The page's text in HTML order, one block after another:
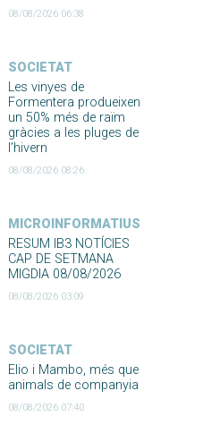
08/08/2026 06:38
SOCIETAT
Les vinyes de
Formentera produeixen
un 50% més de raïm
gràcies a les pluges de
l’hivern
08/08/2026 08:26
MICROINFORMATIUS
RESUM IB3 NOTÍCIES
CAP DE SETMANA
MIGDIA 08/08/2026
08/08/2026 03:09
SOCIETAT
Elio i Mambo, més que
animals de companyia
08/08/2026 07:40